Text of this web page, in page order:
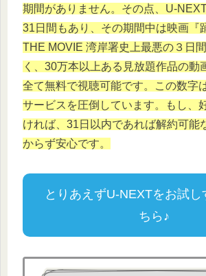
期間がありません。その点、U-
31日間もあり、その期間中は映画『
THE MOVIE 湾岸署史上最悪の３日間
く、30万本以上ある見放題作品の動
全て無料で視聴可能です。この数字
サービスを圧倒しています。もし、
ければ、31日以内であれば解約可能
からず安心です。
とりあえずU-NEXTをお試し
ちら♪